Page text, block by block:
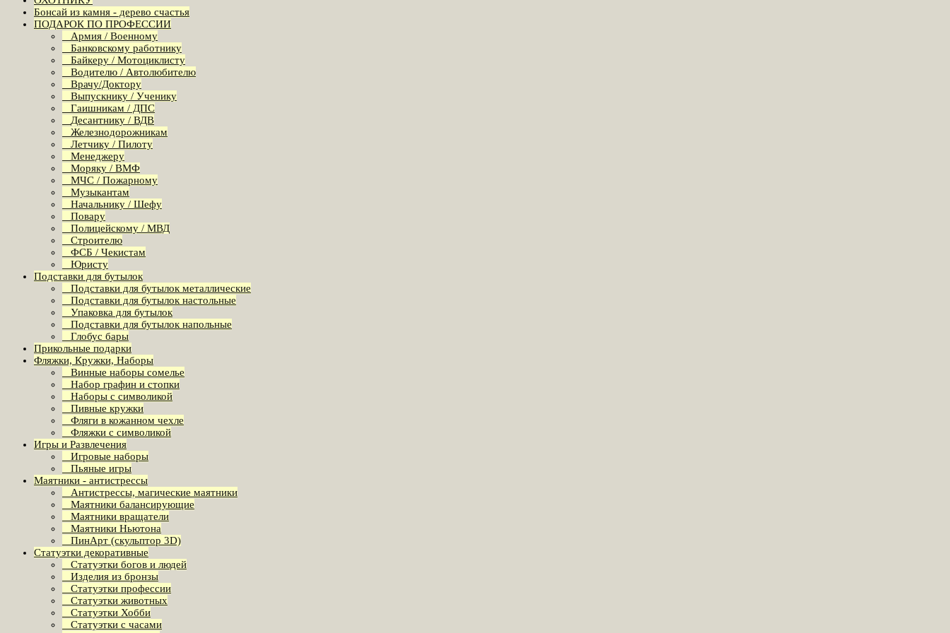
Бонсай из камня - дерево счастья
ПОДАРОК ПО ПРОФЕССИИ
Армия / Военному
Банковскому работнику
Байкеру / Мотоциклисту
Водителю / Автолюбителю
Врачу/Доктору
Выпускнику / Ученику
Гаишникам / ДПС
Десантнику / ВДВ
Железнодорожникам
Летчику / Пилоту
Менеджеру
Моряку / ВМФ
МЧС / Пожарному
Музыкантам
Начальнику / Шефу
Повару
Полицейскому / МВД
Строителю
ФСБ / Чекистам
Юристу
Подставки для бутылок
Подставки для бутылок металлические
Подставки для бутылок настольные
Упаковка для бутылок
Подставки для бутылок напольные
Глобус бары
Прикольные подарки
Фляжки, Кружки, Наборы
Винные наборы сомелье
Набор графин и стопки
Наборы с символикой
Пивные кружки
Фляги в кожанном чехле
Фляжки с символикой
Игры и Развлечения
Игровые наборы
Пьяные игры
Маятники - антистрессы
Антистрессы, магические маятники
Маятники балансирующие
Маятники вращатели
Маятники Ньютона
ПинАрт (скульптор 3D)
Статуэтки декоративные
Статуэтки богов и людей
Изделия из бронзы
Статуэтки профессии
Статуэтки животных
Статуэтки Хобби
Статуэтки с часами